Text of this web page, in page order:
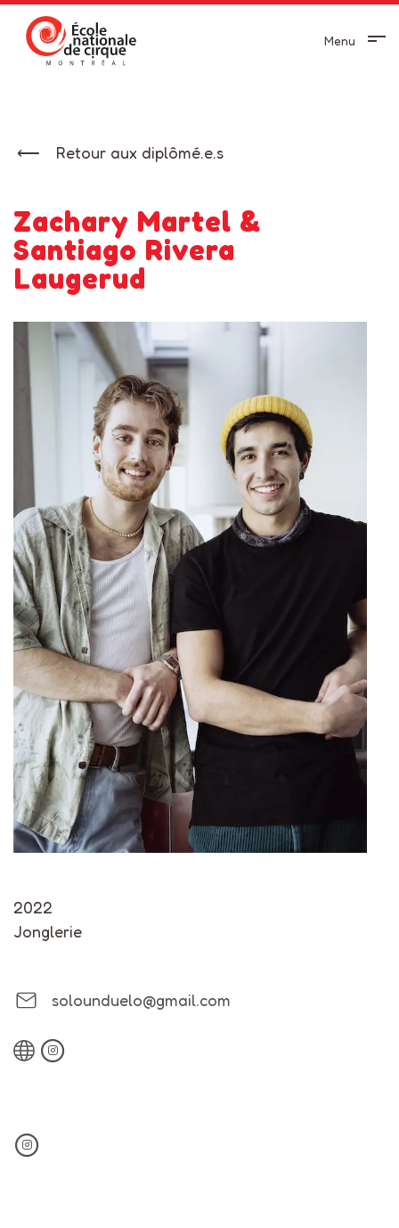
Menu
Retour aux diplômé.e.s
Zachary Martel &
Santiago Rivera
Laugerud
2022
Jonglerie
solounduelo@gmail.com